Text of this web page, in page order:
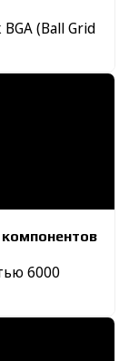
(Ball Grid
6000